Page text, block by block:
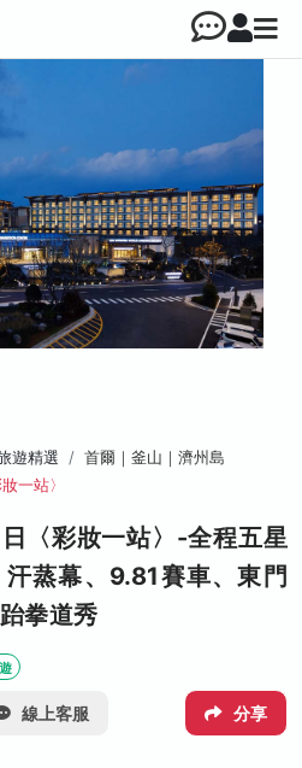
遊精選
首爾｜釜山｜濟州島
一站〉
〈彩妝一站〉-全程五星
蒸幕、9.81賽車、東門
拳道秀
線上客服 分享